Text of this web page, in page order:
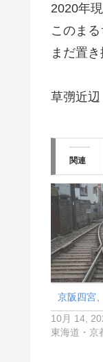
2020年
このま
まだ置
草彅近
関連
京阪四宮
10月 14,
東海道・京